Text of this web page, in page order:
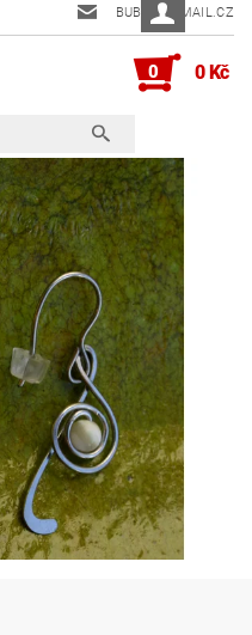
BUBUN@EMAIL.CZ
0 0 Kč